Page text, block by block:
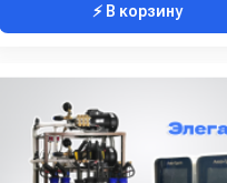
⚡ В корзину